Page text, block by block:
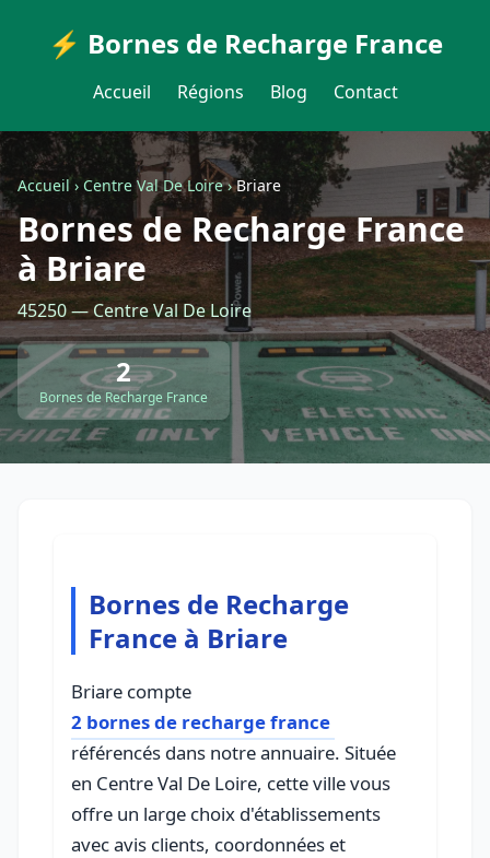
⚡ Bornes de Recharge France
Accueil Régions Blog Contact
Accueil›Centre Val De Loire›Briare
Bornes de Recharge France
à Briare
45250 — Centre Val De Loire
2
Bornes de Recharge France
Bornes de Recharge
France à Briare
Briare compte
2 bornes de recharge france
référencés dans notre annuaire. Située
en Centre Val De Loire, cette ville vous
offre un large choix d'établissements
avec avis clients, coordonnées et